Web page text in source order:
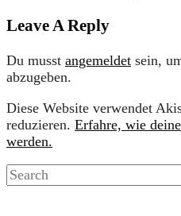
Leave A Reply
Du musst angemeldet sein,
abzugeben.
Diese Website verwendet
reduzieren. Erfahre, wie
werden.